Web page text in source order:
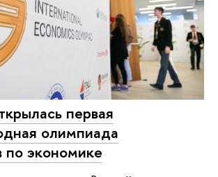
первая
олимпиада
по экономике